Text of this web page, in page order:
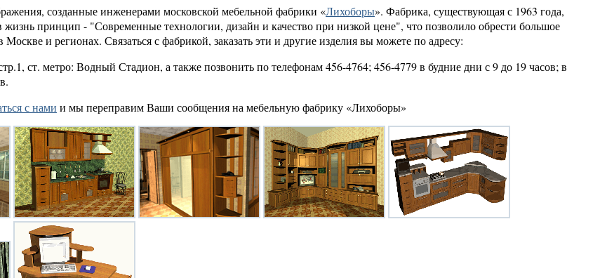
созданные инженерами московской мебельной фабрики «Лихоборы». Фабрика, существующая с 1963 года,
жизнь принцип - "Современные технологии, дизайн и качество при низкой цене", что позволило обрести большое
Москве и регионах. Связаться с фабрикой, заказать эти и другие изделия вы можете по адресу:
ст. метро: Водный Стадион, а также позвонить по телефонам 456-4764; 456-4779 в будние дни с 9 до 19 часов; в
с нами и мы переправим Ваши сообщения на мебельную фабрику «Лихоборы»